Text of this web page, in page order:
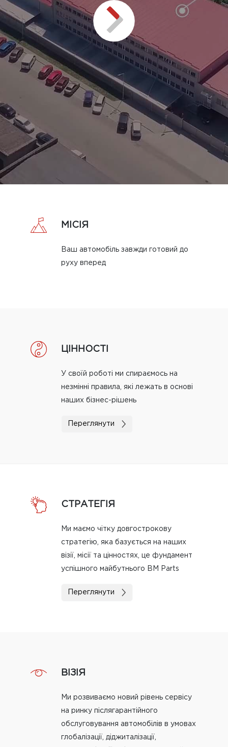
play
МІСІЯ
Ваш автомобіль завжди готовий до
руху вперед
ЦІННОСТІ
У своїй роботі ми спираємось на
незмінні правила, які лежать в основі
наших бізнес-рішень
Переглянути
СТРАТЕГІЯ
Ми маємо чітку довгострокову
стратегію, яка базується на наших
візії, місії та цінностях, це фундамент
успішного майбутнього BM Parts
Переглянути
ВІЗІЯ
Ми розвиваємо новий рівень сервісу
на ринку післягарантійного
обслуговування автомобілів в умовах
глобалізації, діджиталізації,